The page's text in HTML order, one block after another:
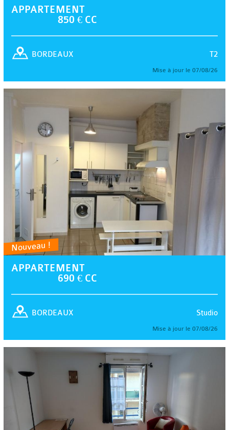
APPARTEMENT
850 € CC
T2
BORDEAUX
Mise à jour le 07/08/26
Nouveau !
APPARTEMENT
690 € CC
Studio
BORDEAUX
Mise à jour le 07/08/26